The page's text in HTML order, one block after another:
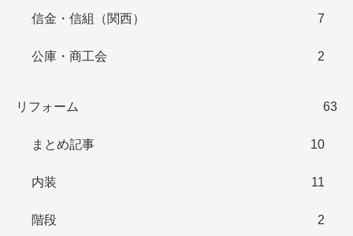
信金・信組（関西） 7
公庫・商工会 2
リフォーム 63
まとめ記事 10
内装 11
階段 2